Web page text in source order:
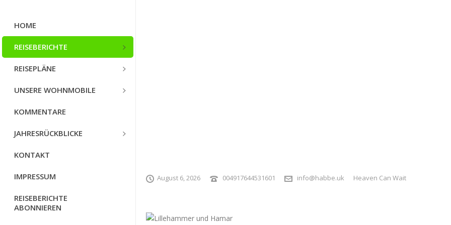
August 6, 2026 004917644531601 info@habbe.uk Heaven Can Wait
HOME
REISEBERICHTE
REISEPLÄNE
UNSERE WOHNMOBILE
KOMMENTARE
JAHRESRÜCKBLICKE
KONTAKT
IMPRESSUM
REISEBERICHTE
ABONNIEREN